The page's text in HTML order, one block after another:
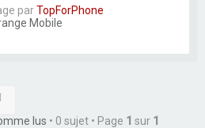
parTopForPhone
Mobile
lus • 0 sujet • Page 1 sur 1